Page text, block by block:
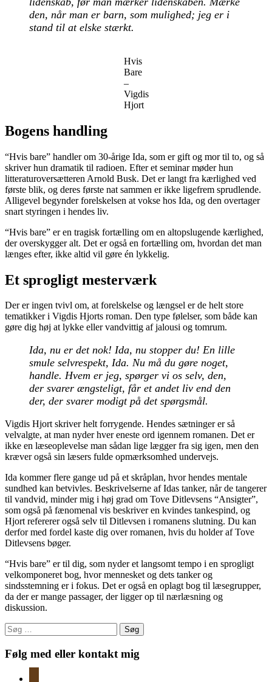
den, når man er barn, som mulighed; jeg er i
stand til at elske stærkt.
Hvis
Bare
–
Vigdis
Hjort
Bogens handling
“Hvis bare” handler om 30-årige Ida, som er gift og mor til to, og så
skriver hun dramatik til radioen. Efter et seminar møder hun
litteraturoversætteren Arnold Busk. Det er langt fra kærlighed ved
første blik, og deres første nat sammen er ikke ligefrem sprudlende.
Alligevel begynder forelskelsen at vokse hos Ida, og den overtager
snart styringen i hendes liv.
“Hvis bare” er en tragisk fortælling om en altopslugende kærlighed,
der overskygger alt. Det er også en fortælling om, hvordan det man
længes efter, ikke altid vil gøre én lykkelig.
Et sprogligt mesterværk
Der er ingen tvivl om, at forelskelse og længsel er de helt store
tematikker i Vigdis Hjorts roman. Den type følelser, som både kan
gøre dig høj at lykke eller vandvittig af jalousi og tomrum.
Ida, nu er det nok! Ida, nu stopper du! En lille
smule selvrespekt, Ida. Nu må du gøre noget,
handle. Hvem er jeg, spørger vi os selv, den,
der svarer ængsteligt, får et andet liv end den
der, der svarer modigt på det spørgsmål.
Vigdis Hjort skriver helt forrygende. Hendes sætninger er så
velvalgte, at man nyder hver eneste ord igennem romanen. Det er
ikke en læseoplevelse man sådan lige lægger fra sig igen, men den
kræver også sin læsers fulde opmærksomhed undervejs.
Ida kommer flere gange ud på et skråplan, hvor hendes mentale
sundhed kan betvivles. Beskrivelserne af Idas tanker, når de tangerer
til vandvid, minder mig i høj grad om Tove Ditlevsens “Ansigter”,
som også på fænomenal vis beskriver en kvindes tankespind, og
Hjort refererer også selv til Ditlevsen i romanens slutning. Du kan
derfor med fordel kaste dig over romanen, hvis du holder af Tove
Ditlevsens bøger.
“Hvis bare” er til dig, som nyder et langsomt tempo i en sprogligt
velkomponeret bog, hvor mennesket og dets tanker og
sindsstemning er i fokus. Det er også en oplagt bog til læsegrupper,
da der er mange passager, der ligger op til nærlæsning og
diskussion.
Søg
efter:
Følg med eller kontakt mig